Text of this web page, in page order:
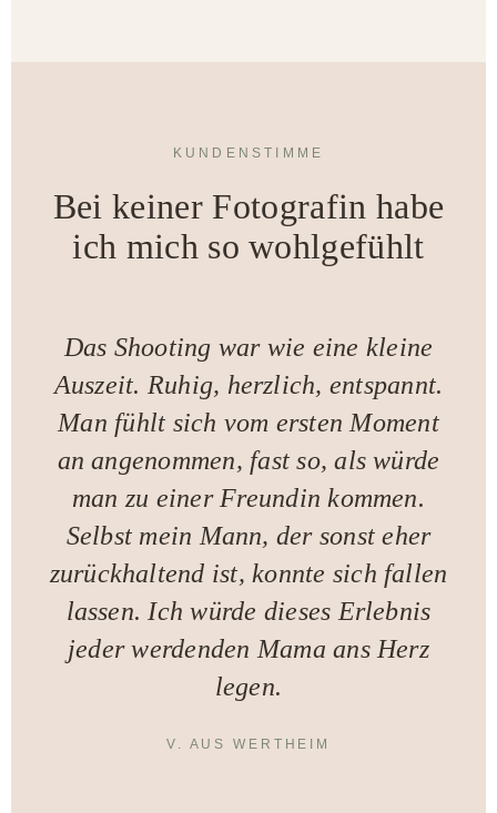
KUNDENSTIMME
Bei keiner Fotografin habe
ich mich so wohlgefühlt
Das Shooting war wie eine kleine
Auszeit. Ruhig, herzlich, entspannt.
Man fühlt sich vom ersten Moment
an angenommen, fast so, als würde
man zu einer Freundin kommen.
Selbst mein Mann, der sonst eher
zurückhaltend ist, konnte sich fallen
lassen. Ich würde dieses Erlebnis
jeder werdenden Mama ans Herz
legen.
V. AUS WERTHEIM